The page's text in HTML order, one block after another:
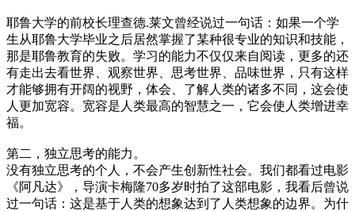
耶鲁大学的前校长理查德.莱文曾经说过一句话：如果一个学
生从耶鲁大学毕业之后居然掌握了某种很专业的知识和技能，
那是耶鲁教育的失败。学习的能力不仅仅来自阅读，更多的还
有走出去看世界、观察世界、思考世界、品味世界，只有这样
才能够拥有开阔的视野，体会、了解人类的诸多不同，这会使
人更加宽容。宽容是人类最高的智慧之一，它会使人类增进幸
福。
第二，独立思考的能力。
没有独立思考的个人，不会产生创新性社会。我们都看过电影
《阿凡达》，导演卡梅隆70多岁时拍了这部电影，我看后曾说
过一句话：这是基于人类的想象达到了人类想象的边界。为什